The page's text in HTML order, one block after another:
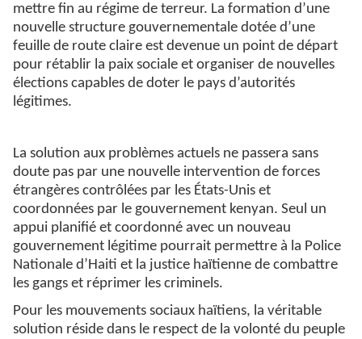
mettre fin au régime de terreur. La formation d’une
nouvelle structure gouvernementale dotée d’une
feuille de route claire est devenue un point de départ
pour rétablir la paix sociale et organiser de nouvelles
élections capables de doter le pays d’autorités
légitimes.
La solution aux problèmes actuels ne passera sans
doute pas par une nouvelle intervention de forces
étrangères contrôlées par les États-Unis et
coordonnées par le gouvernement kenyan. Seul un
appui planifié et coordonné avec un nouveau
gouvernement légitime pourrait permettre à la Police
Nationale d’Haiti et la justice haïtienne de combattre
les gangs et réprimer les criminels.
Pour les mouvements sociaux haïtiens, la véritable
solution réside dans le respect de la volonté du peuple